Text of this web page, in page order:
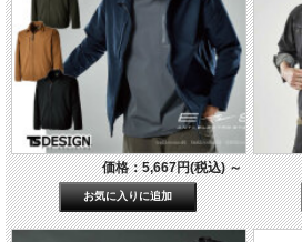
価格：5,667円(税込)～